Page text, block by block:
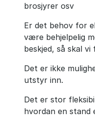
brosjyrer osv
Er det behov for
være behjelpelig
beskjed, så skal
Det er ikke
utstyr inn.
Det er stor
hvordan en